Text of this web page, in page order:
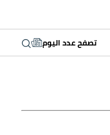
تصفح عدد اليوم